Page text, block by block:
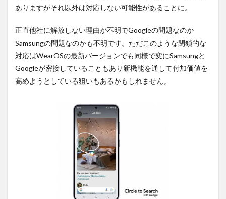
ありますがそれ以外は対応しない可能性があることに。
正直他社に解放しない理由が不明でGoogleの問題なのか
Samsungの問題なのかも不明です。ただこのような閉鎖的な
対応はWearOSの最新バージョンでも同様で変にSamsungと
Googleが密接していることもあり新機能を通して付加価値を
高めようとしている狙いもあるかもしれません。